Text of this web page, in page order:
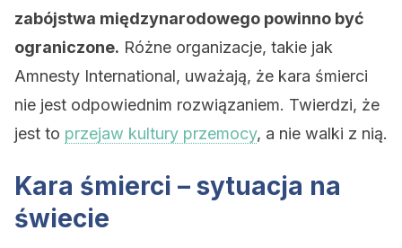
zabójstwa międzynarodowego powinno być
ograniczone. Różne organizacje, takie jak
Amnesty International, uważają, że kara śmierci
nie jest odpowiednim rozwiązaniem. Twierdzi, że
jest to przejaw kultury przemocy, a nie walki z nią.
Kara śmierci – sytuacja na
świecie